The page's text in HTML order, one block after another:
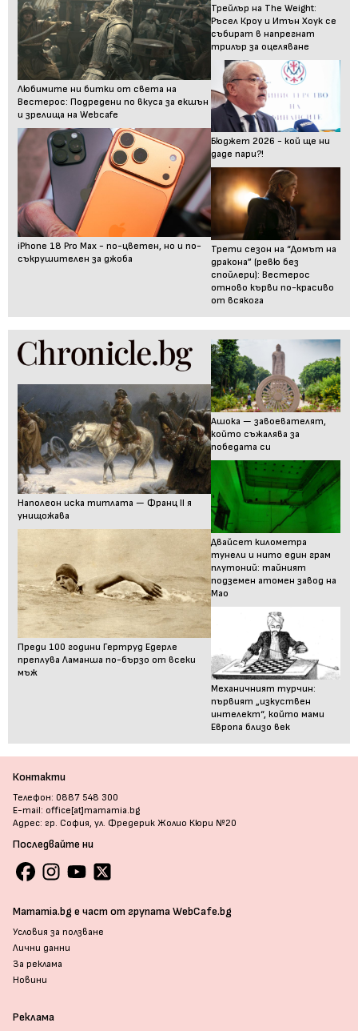
Любимите ни битки от света на
Вестерос: Подредени по вкуса за екшън
и зрелища на Webcafe
iPhone 18 Pro Max - по-цветен, но и по-
съкрушителен за джоба
Трейлър на The Weight:
Ръсел Кроу и Итън Хоук се
събират в напрегнат
трилър за оцеляване
Бюджет 2026 - кой ще ни
даде пари?!
Трети сезон на “Домът на
дракона” (ревю без
спойлери): Вестерос
отново кърви по-красиво
от всякога
Наполеон иска титлата — Франц II я
унищожава
Преди 100 години Гертруд Едерле
преплува Ламанша по-бързо от всеки
мъж
Ашока — завоевателят,
който съжалява за
победата си
Двайсет километра
тунели и нито един грам
плутоний: тайният
подземен атомен завод на
Мао
Механичният турчин:
първият „изкуствен
интелект“, който мами
Европа близо век
Контакти
Телефон: 0887 548 300
E-mail: office[at]mamamia.bg
Адрес: гр. София, ул. Фредерик Жолио Кюри №20
Последвайте ни
Mamamia.bg е част от групата WebCafe.bg
Условия за ползване
Лични данни
За реклама
Новини
Реклама